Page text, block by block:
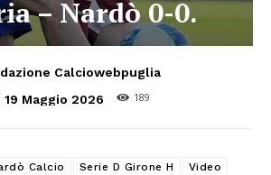
– Nardò 0-0.
Calciowebpuglia
19 Maggio 2026
189
Calcio Serie D Girone H Video